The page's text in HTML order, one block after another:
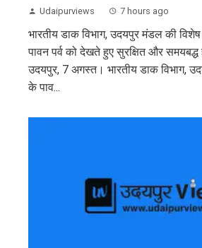
Udaipurviews 7 hours ago
भारतीय डाक विभाग, उदयपुर मंडल की
पावन पर्व को देखते हुए सुरक्षित और समयबद्ध
उदयपुर, 7 अगस्त। भारतीय डाक विभाग,
के पाव...